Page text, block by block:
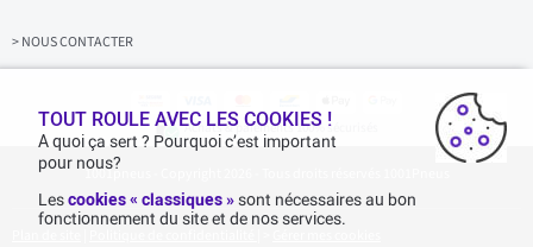
z
v
> NOUS CONTACTER
Achats & paiements 100% sécurisés
1001pneus - Copyright 2026 - Tous droits réservés 1001Pneus
TOUT ROULE AVEC LES COOKIES !
A quoi ça sert ? Pourquoi c’est important
pour nous?
Lescookies « classiques »sont nécessaires au bon
fonctionnement du site et de nos services.